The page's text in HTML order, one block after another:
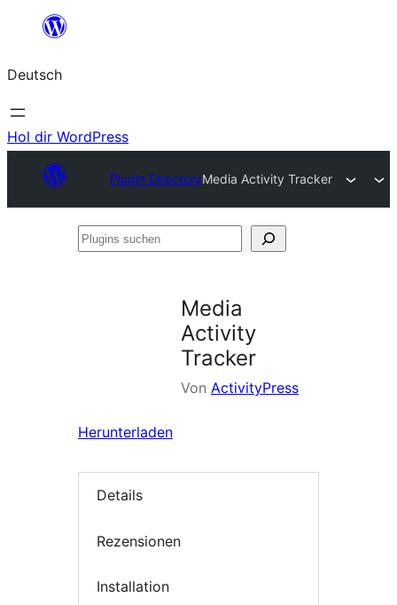
springen
Deutsch
Hol dir WordPress
Plugin DirectoryMedia Activity Tracker
Plugins
Media
Activity
Tracker
Von ActivityPress
Herunterladen
Details
Rezensionen
Installation